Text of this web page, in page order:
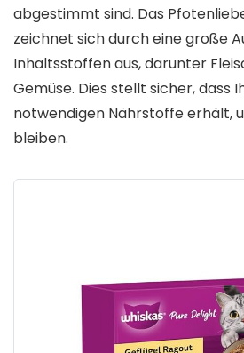
abgestimmt sind. Das
zeichnet sich durch eine große
Inhaltsstoffen aus, darunter
Gemüse. Dies stellt sicher, dass
notwendigen Nährstoffe erhält,
bleiben.